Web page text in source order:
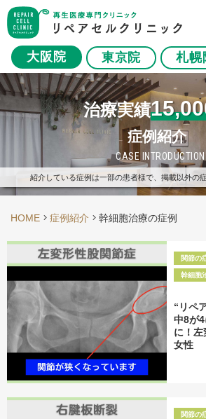
大阪院 東京院 札幌
治療実績
症例紹介
CASE INTRODUCTION
紹介している症例は一部の患者様で、掲載以外の
HOME 症例紹介 幹細胞治療の症例
関節の
幹細胞
“リペ
中8が
に！
女性
関節の